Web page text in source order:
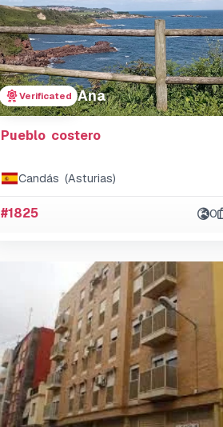
Verificated Ana
Pueblo costero
Candás (Asturias)
#1825 0